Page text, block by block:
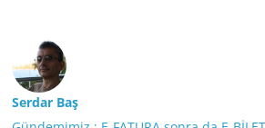
Serdar Baş